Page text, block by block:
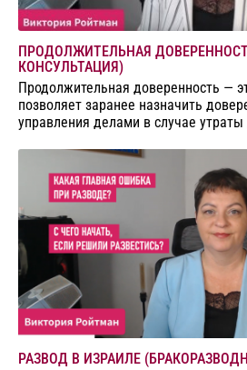
ПРОДОЛЖИТЕЛЬНАЯ
КОНСУЛЬТАЦИЯ)
Продолжительная доверенность —
позволяет заранее назначить
управления делами в случае утраты
РАЗВОД В ИЗРАИЛЕ